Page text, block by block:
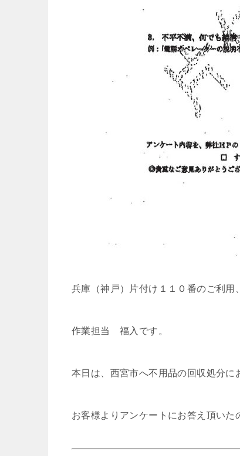
兵庫（神戸）片付け１１０番のご利用
作業担当 福入です。
本日は、西宮市へ不用品の回収処分に
お客様よりアンケートにお答え頂いた